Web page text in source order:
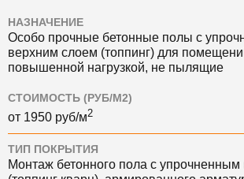
НАЗНАЧЕНИЕ
Особо прочные бетонные полы с
верхним слоем (топпинг) для
повышенной нагрузкой, не пылящие
СТОИМОСТЬ (РУБ/М2)
от 1950 руб/м2
ТИП ПОКРЫТИЯ
Монтаж бетонного пола с